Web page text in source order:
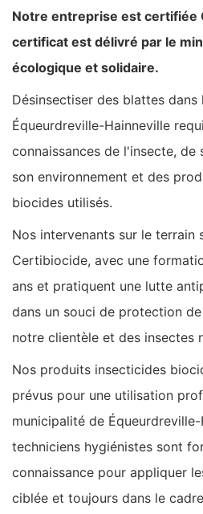
Notre entreprise est certifiée
certificat est délivré par le
écologique et solidaire.
Désinsectiser des blattes dans
Équeurdreville-Hainneville
connaissances de l'insecte,
son environnement et des
biocides utilisés.
Nos intervenants sur le terrain
Certibiocide, avec une
ans et pratiquent une lutte
dans un souci de protection
notre clientèle et des insectes
Nos produits insecticides
prévus pour une utilisation
municipalité de
techniciens hygiénistes sont
connaissance pour appliquer
ciblée et toujours dans le